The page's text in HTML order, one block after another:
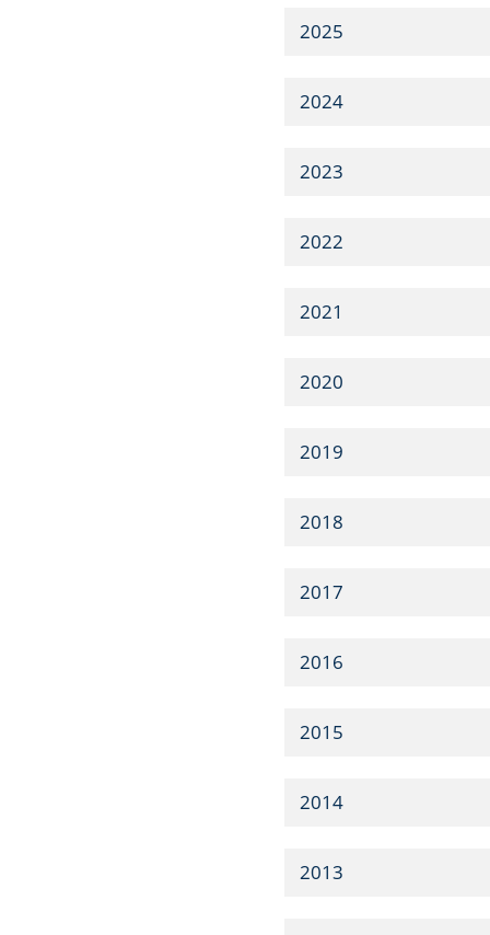
2025
2024
2023
2022
2021
2020
2019
2018
2017
2016
2015
2014
2013